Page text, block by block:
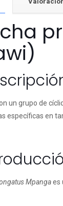
un grupo de
específicas en
Mpangaes